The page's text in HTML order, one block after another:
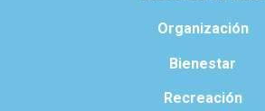
Organización
Bienestar
Recreación